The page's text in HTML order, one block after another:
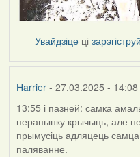
Увайдзіце ці
Harrier- 27.03.2025 - 14:08
13:55 і пазней: самка
перапынку крычыць, але
прымусіць адляцець
паляванне.